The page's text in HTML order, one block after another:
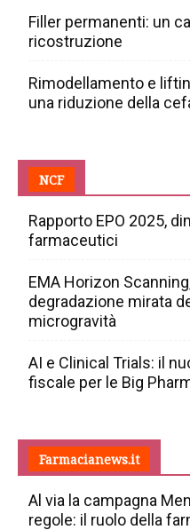
Filler permanenti: un
ricostruzione
Rimodellamento e
una riduzione della
NCF
Rapporto EPO 2025,
farmaceutici
EMA Horizon
degradazione mirata
microgravità
AI e Clinical Trials: il
fiscale per le Big
Farmacianews.it
Al via la campagna
regole: il ruolo della